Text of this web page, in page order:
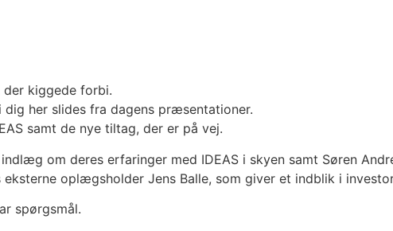
kiggede forbi.
her slides fra dagens præsentationer.
samt de nye tiltag, der er på vej.
om deres erfaringer med IDEAS i skyen samt Søren
oplægsholder Jens Balle, som giver et indblik i
spørgsmål.